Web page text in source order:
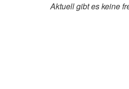
Aktuell gibt es keine